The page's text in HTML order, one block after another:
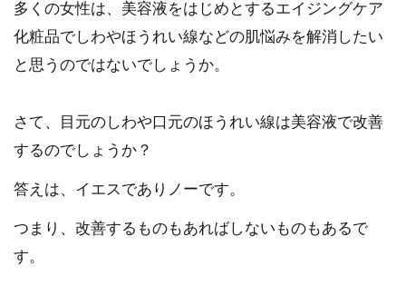
多くの女性は、美容液をはじめとするエイジングケア
化粧品でしわやほうれい線などの肌悩みを解消したい
と思うのではないでしょうか。
さて、目元のしわや口元のほうれい線は美容液で改善
するのでしょうか？
答えは、イエスでありノーです。
つまり、改善するものもあればしないものもあるで
す。